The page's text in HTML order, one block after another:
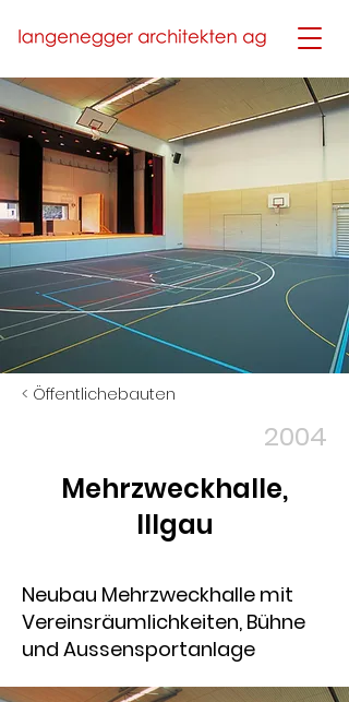
< Öffentlichebauten
2004
Mehrzweckhalle,
Illgau
Neubau Mehrzweckhalle mit
Vereinsräumlichkeiten, Bühne
und Aussensportanlage